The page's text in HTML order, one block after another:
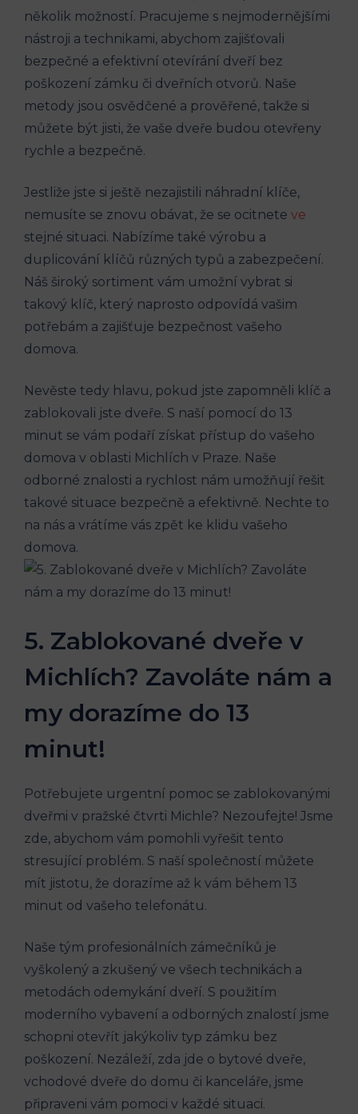
několik možností. Pracujeme s nejmodernějšími
nástroji a technikami, abychom zajišťovali
bezpečné a efektivní otevírání dveří bez
poškození zámku či dveřních otvorů. Naše
metody jsou osvědčené a prověřené, takže si
můžete být jisti, že vaše dveře budou otevřeny
rychle a bezpečně.
Jestliže jste si ještě nezajistili náhradní klíče,
nemusíte se znovu obávat, že se ocitnete ve
stejné situaci. Nabízíme také výrobu a
duplicování klíčů různých typů a zabezpečení.
Náš široký sortiment vám umožní vybrat si
takový klíč, který naprosto odpovídá vašim
potřebám a zajišťuje bezpečnost vašeho
domova.
Nevěste tedy hlavu, pokud jste zapomněli klíč a
zablokovali jste dveře. S naší pomocí do 13
minut se vám podaří získat přístup do vašeho
domova v oblasti Michlích v Praze. Naše
odborné znalosti a rychlost nám umožňují řešit
takové situace bezpečně a efektivně. Nechte to
na nás a vrátíme vás zpět ke klidu vašeho
domova.
5. Zablokované dveře v
Michlích? Zavoláte nám a
my dorazíme do 13
minut!
Potřebujete urgentní pomoc se zablokovanými
dveřmi v pražské čtvrti Michle? Nezoufejte! Jsme
zde, abychom vám pomohli vyřešit tento
stresující problém. S naší společností můžete
mít jistotu, že dorazíme až k vám během 13
minut od vašeho telefonátu.
Naše tým profesionálních zámečníků je
vyškolený a zkušený ve všech technikách a
metodách odemykání dveří. S použitím
moderního vybavení a odborných znalostí jsme
schopni otevřít jakýkoliv typ zámku bez
poškození. Nezáleží, zda jde o bytové dveře,
vchodové dveře do domu či kanceláře, jsme
připraveni vám pomoci v každé situaci.